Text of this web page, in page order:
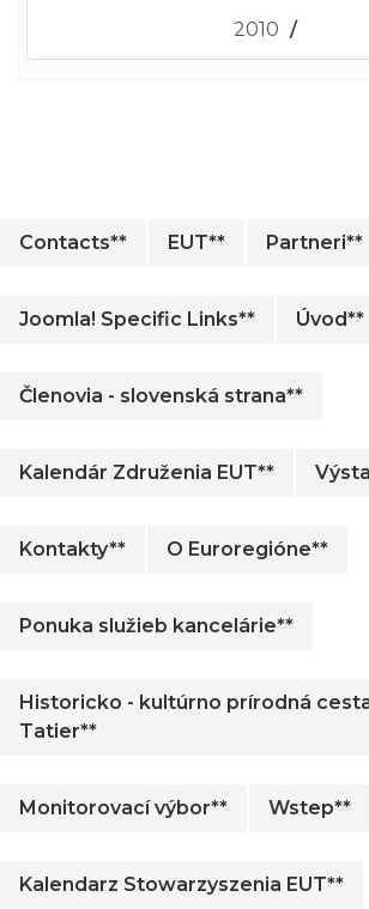
2010 /
Contacts** EUT** Partneri**
Joomla! Specific Links** Úvod**
Členovia - slovenská strana**
Kalendár Združenia EUT**
Kontakty** O Euroregióne**
Ponuka služieb kancelárie**
Historicko - kultúrno prírodná
Tatier**
Monitorovací výbor** Wstep**
Kalendarz Stowarzyszenia EUT**